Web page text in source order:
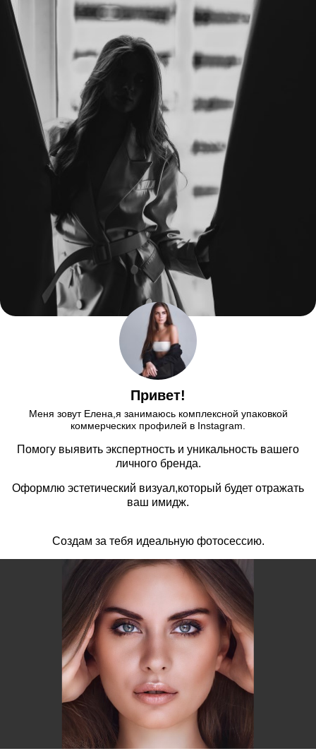
Привет!
Меня зовут Елена,я занимаюсь комплексной упаковкой
коммерческих профилей в Instagram.
Помогу выявить экспертность и уникальность вашего
личного бренда.
Оформлю эстетический визуал,который будет отражать
ваш имидж.
Создам за тебя идеальную фотосессию.